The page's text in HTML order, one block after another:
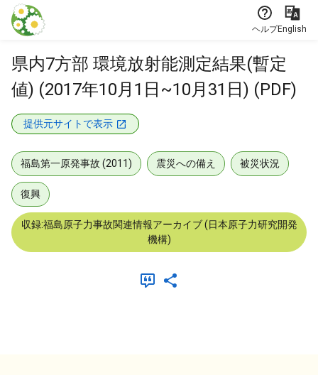
本文に飛ぶ
ヘルプEnglish
県内7方部 環境放射能測定結果(暫定
値) (2017年10月1日~10月31日) (PDF)
提供元サイトで表示
福島第一原発事故 (2011) 震災への備え 被災状況
復興
収録:福島原子力事故関連情報アーカイブ (日本原子力研究開発
機構)